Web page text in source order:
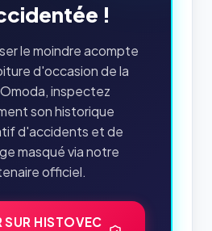
!
le moindre acompte
d'occasion de la
inspectez
son historique
d'accidents et de
masqué via notre
officiel.
SUR HISTOVEC